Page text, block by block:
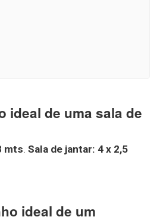
ideal de uma sala de
mts. Sala de jantar: 4 x 2,5
ideal de um